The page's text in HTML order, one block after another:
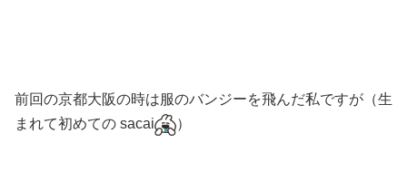
前回の京都大阪の時は服のバンジーを飛んだ私ですが（生
まれて初めての sacai
）